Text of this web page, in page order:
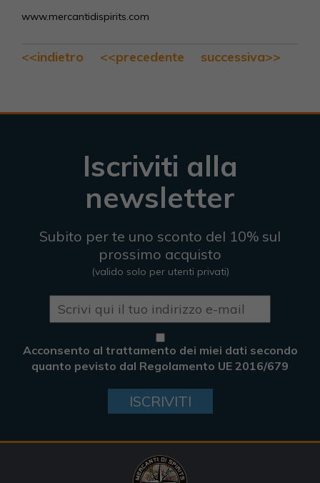
www.mercantidispirits.com
<<indietro <<precedente successiva>>
Iscriviti alla
newsletter
Subito per te uno sconto del 10% sul
prossimo acquisto
(valido solo per utenti privati)
Acconsento al trattamento dei miei dati secondo
quanto pevisto dal Regolamento UE 2016/679
ISCRIVITI